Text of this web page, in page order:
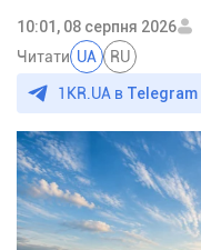
10:01, 08 серпня 2026
Читати UA RU
1KR.UA в Telegram